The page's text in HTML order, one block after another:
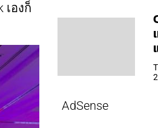
องก็
AdSense